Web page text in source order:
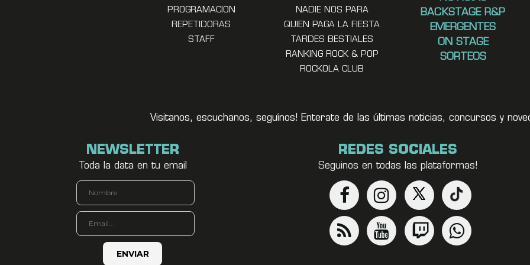
PROGRAMACION
REPETIDORAS
STAFF
NADIE NOS PARA
QUIEN PAGA LA FIESTA
TARDES BESTIALES
RANKING ROCK & POP
ROCKOLA CLUB
BACKSTAGE R&P
EMERGENTES
ON STAGE
SORTEOS
Visitanos, escuchanos, seguínos! Enterate de las últimas noticias, concursos y
NEWSLETTER
Toda la data en tu email
REDES SOCIALES
Seguinos en todas las plataformas!